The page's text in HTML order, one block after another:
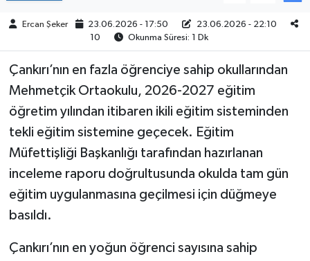
Ercan Şeker 23.06.2026 - 17:50
23.06.2026 - 22:10
10
Okunma Süresi: 1 Dk
Çankırı’nın en fazla öğrenciye sahip okullarından
Mehmetçik Ortaokulu, 2026-2027 eğitim
öğretim yılından itibaren ikili eğitim sisteminden
tekli eğitim sistemine geçecek. Eğitim
Müfettişliği Başkanlığı tarafından hazırlanan
inceleme raporu doğrultusunda okulda tam gün
eğitim uygulanmasına geçilmesi için düğmeye
basıldı.
Çankırı’nın en yoğun öğrenci sayısına sahip
MAGAZİN
VEFAT
BİLİM&TEKNOLOJİ
BÖLGE
TÜRKİYE
DÜNYA